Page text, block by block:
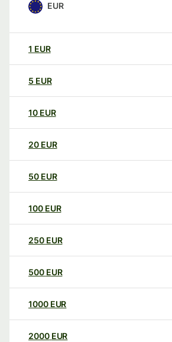
EUR
1 EUR
5 EUR
10 EUR
20 EUR
50 EUR
100 EUR
250 EUR
500 EUR
1000 EUR
2000 EUR